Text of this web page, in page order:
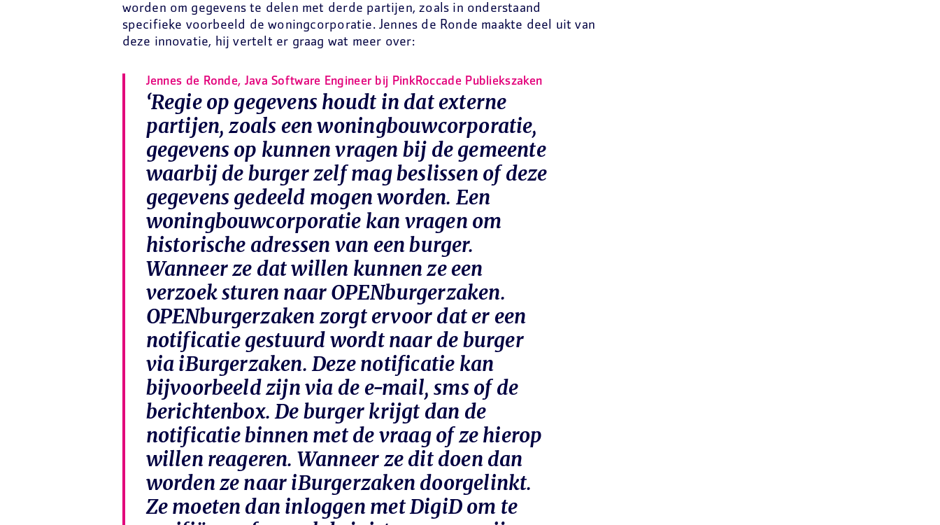
worden om gegevens te delen met derde partijen, zoals in onderstaand
specifieke voorbeeld de woningcorporatie. Jennes de Ronde maakte deel uit van
deze innovatie, hij vertelt er graag wat meer over:
Jennes de Ronde, Java Software Engineer bij PinkRoccade Publiekszaken
‘Regie op gegevens houdt in dat externe
partijen, zoals een woningbouwcorporatie,
gegevens op kunnen vragen bij de gemeente
waarbij de burger zelf mag beslissen of deze
gegevens gedeeld mogen worden. Een
woningbouwcorporatie kan vragen om
historische adressen van een burger.
Wanneer ze dat willen kunnen ze een
verzoek sturen naar OPENburgerzaken.
OPENburgerzaken zorgt ervoor dat er een
notificatie gestuurd wordt naar de burger
via iBurgerzaken. Deze notificatie kan
bijvoorbeeld zijn via de e-mail, sms of de
berichtenbox. De burger krijgt dan de
notificatie binnen met de vraag of ze hierop
willen reageren. Wanneer ze dit doen dan
worden ze naar iBurgerzaken doorgelinkt.
Ze moeten dan inloggen met DigiD om te